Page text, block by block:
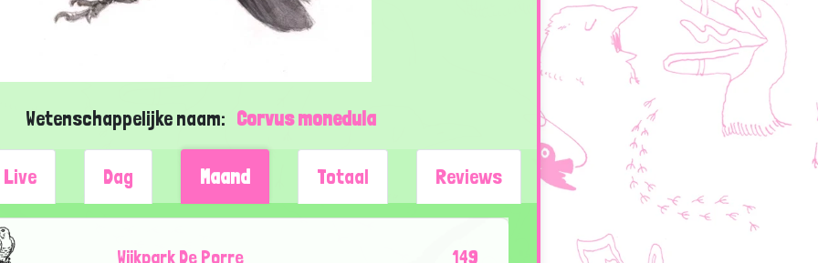
Wetenschappelijke naam: Corvus monedula
Live Dag Maand Totaal Reviews
Wijkpark De Porre 149